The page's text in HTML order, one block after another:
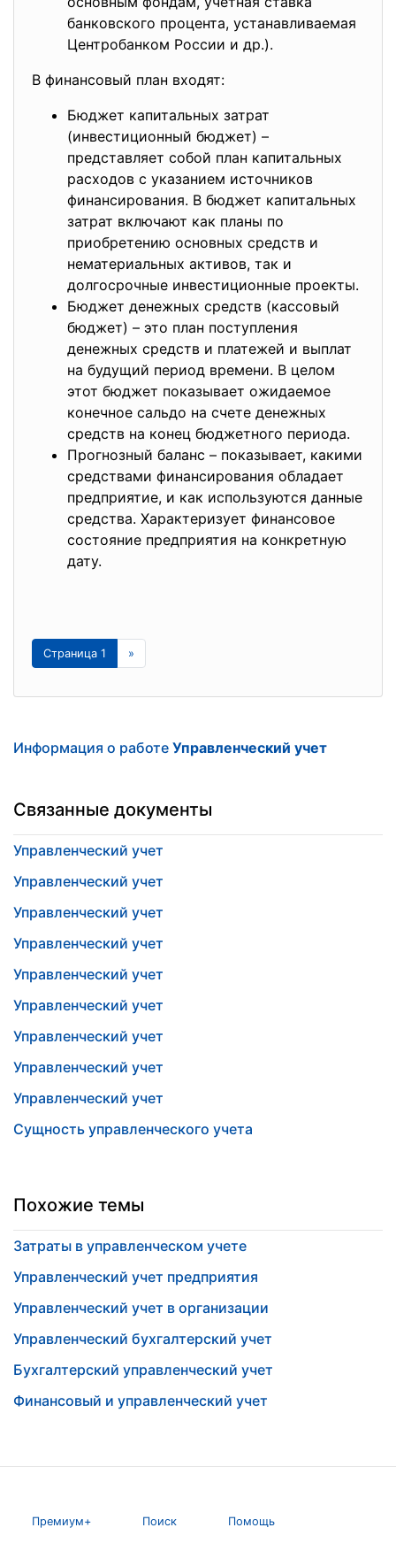
банковского процента, устанавливаемая
Центробанком России и др.).
В финансовый план входят:
Бюджет капитальных затрат
(инвестиционный бюджет) –
представляет собой план капитальных
расходов с указанием источников
финансирования. В бюджет капитальных
затрат включают как планы по
приобретению основных средств и
нематериальных активов, так и
долгосрочные инвестиционные проекты.
Бюджет денежных средств (кассовый
бюджет) – это план поступления
денежных средств и платежей и выплат
на будущий период времени. В целом
этот бюджет показывает ожидаемое
конечное сальдо на счете денежных
средств на конец бюджетного периода.
Прогнозный баланс – показывает, какими
средствами финансирования обладает
предприятие, и как используются данные
средства. Характеризует финансовое
состояние предприятия на конкретную
дату.
Страница 1 »
Информация о работе Управленческий учет
Связанные документы
Управленческий учет
Управленческий учет
Управленческий учет
Управленческий учет
Управленческий учет
Управленческий учет
Управленческий учет
Управленческий учет
Управленческий учет
Сущность управленческого учета
Похожие темы
Затраты в управленческом учете
Управленческий учет предприятия
Управленческий учет в организации
Управленческий бухгалтерский учет
Бухгалтерский управленческий учет
Финансовый и управленческий учет
Премиум+ Поиск Помощь